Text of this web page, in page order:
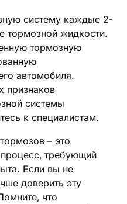
систему каждые 2-
тормозной жидкости.
тормозную
автомобиля.
признаков
системы
к специалистам.
– это
требующий
Если вы не
доверить эту
что